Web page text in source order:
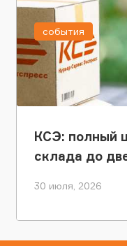
КСЭ: полный
склада до
30 июля, 2026
события